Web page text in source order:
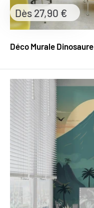
Déco Murale Dinosaure
Prix
réduit
Dès 27,90 €